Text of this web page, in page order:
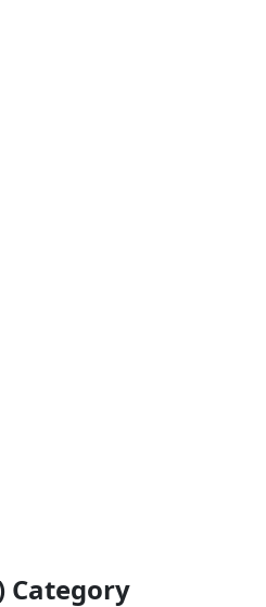
Category